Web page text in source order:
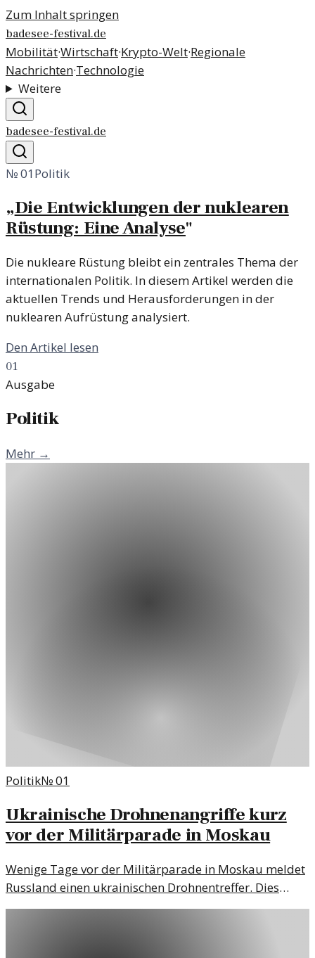
Zum Inhalt springen
badesee-festival.de
Mobilität·Wirtschaft·Krypto-Welt·Regionale
Nachrichten·Technologie
Weitere
badesee-festival.de
№01Politik
„Die Entwicklungen der nuklearen
Rüstung: Eine Analyse"
Die nukleare Rüstung bleibt ein zentrales Thema der
internationalen Politik. In diesem Artikel werden die
aktuellen Trends und Herausforderungen in der
nuklearen Aufrüstung analysiert.
Den Artikel lesen
01
Ausgabe
Politik
Mehr →
Politik№01
Ukrainische Drohnenangriffe kurz
vor der Militärparade in Moskau
Wenige Tage vor der Militärparade in Moskau meldet
Russland einen ukrainischen Drohnentreffer. Dies
könnte die Spannungen im Ukraine-Konflikt weiter